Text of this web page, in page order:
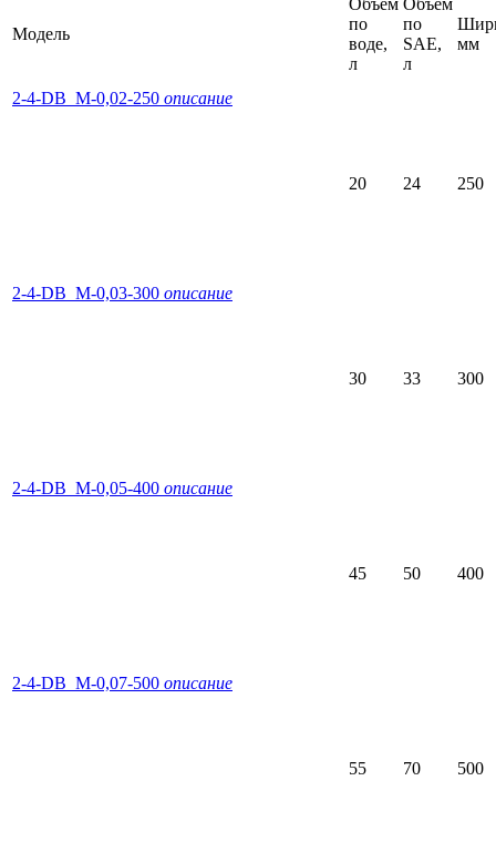
Модель
Объем
по
воде,
л
Объем
по
SAE,
л
мм
2-4-DB_M-0,02-250 описание
20 24 250
2-4-DB_M-0,03-300 описание
30 33 300
2-4-DB_M-0,05-400 описание
45 50 400
2-4-DB_M-0,07-500 описание
55 70 500